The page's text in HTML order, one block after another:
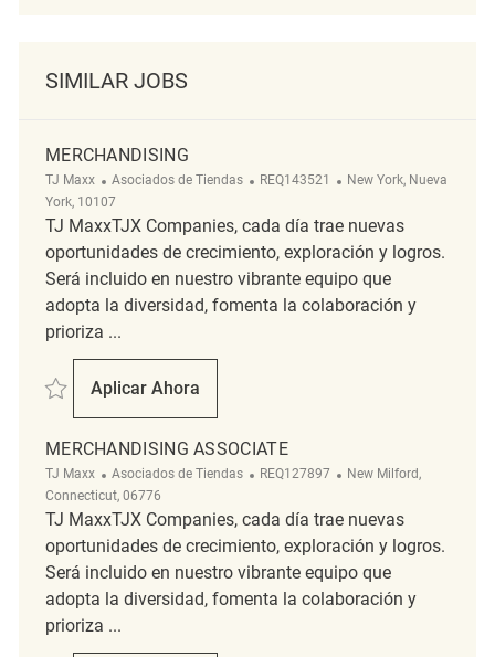
SIMILAR JOBS
MERCHANDISING
TJ Maxx Categoría
Asociados de Tiendas ReqId
REQ143521 Ubicación
New York, Nueva
York, 10107
TJ MaxxTJX Companies, cada día trae nuevas
oportunidades de crecimiento, exploración y logros.
Será incluido en nuestro vibrante equipo que
adopta la diversidad, fomenta la colaboración y
prioriza ...
Salvar Merchandising REQ143521
Aplicar Ahora
Merchandising
MERCHANDISING ASSOCIATE
TJ Maxx Categoría
Asociados de Tiendas ReqId
REQ127897 Ubicación
New Milford,
Connecticut, 06776
TJ MaxxTJX Companies, cada día trae nuevas
oportunidades de crecimiento, exploración y logros.
Será incluido en nuestro vibrante equipo que
adopta la diversidad, fomenta la colaboración y
prioriza ...